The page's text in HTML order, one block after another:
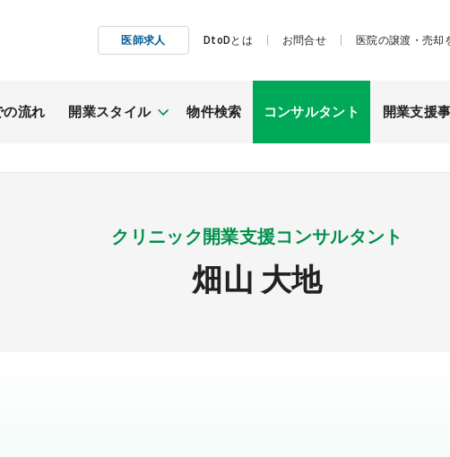
医師求人 DtoDとは お問合せ 医院の譲渡・売却
の流れ 開業スタイル
継承開業
（医院継承）
物件検索 コンサルタント 開業支援
クリニック開業支援コンサルタント
畑山 大地